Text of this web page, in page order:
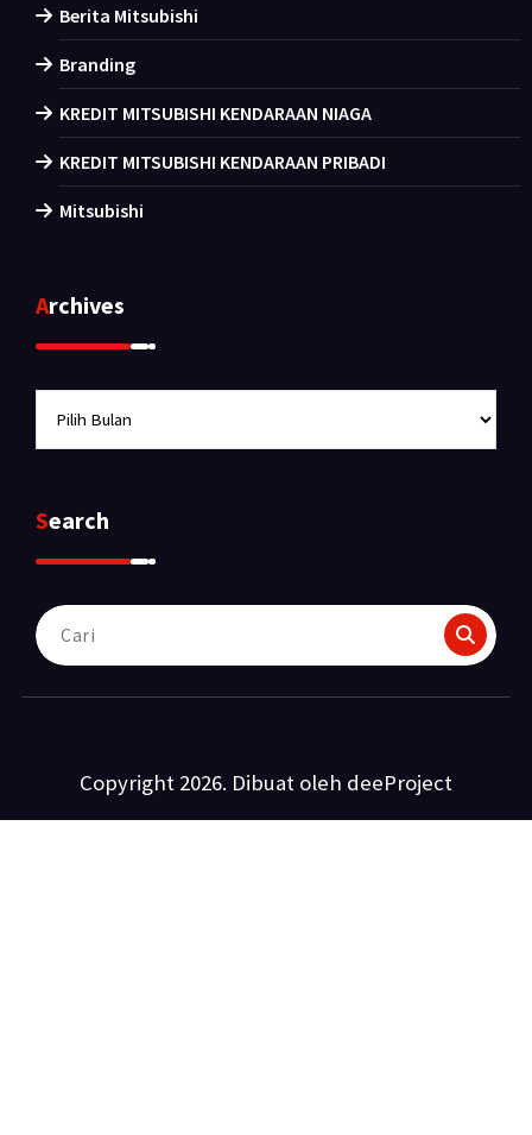
Berita Mitsubishi
Branding
KREDIT MITSUBISHI KENDARAAN NIAGA
KREDIT MITSUBISHI KENDARAAN PRIBADI
Mitsubishi
Archives
Search
Pencarian
untuk:
Copyright 2026. Dibuat oleh deeProject